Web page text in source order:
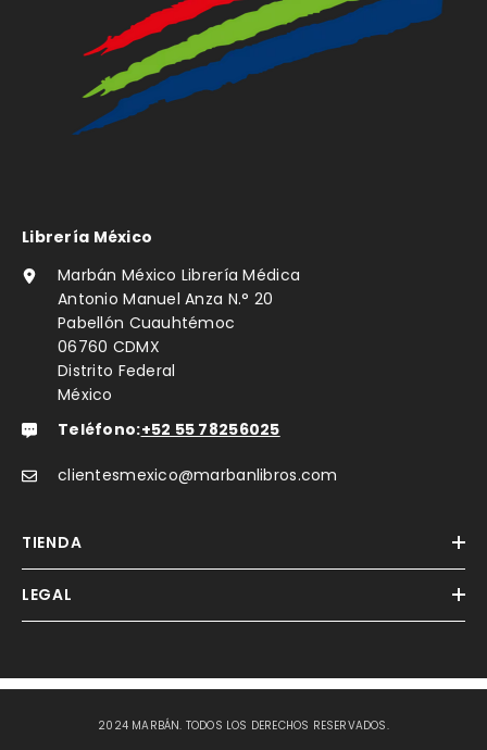
Librería México
Marbán México Librería Médica
Antonio Manuel Anza N.° 20
Pabellón Cuauhtémoc
06760 CDMX
Distrito Federal
México
Teléfono:+52 55 78256025
clientesmexico@marbanlibros.com
TIENDA
LEGAL
2024 MARBÁN. TODOS LOS DERECHOS RESERVADOS.